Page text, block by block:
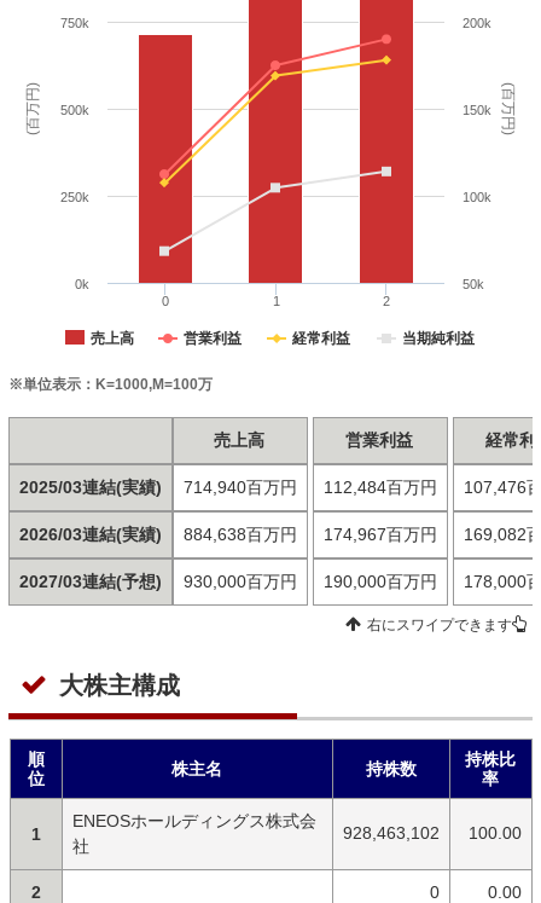
(百万円) (百万円)
売上高 営業利益 経常利益 当期純利益
0 1 2
0k
250k
500k
750k
50k
100k
150k
200k
※単位表示：K=1000,M=100万
2025/03連結(実績)
2026/03連結(実績)
2027/03連結(予想)
売上高
714,940百万円
884,638百万円
930,000百万円
営業利益
112,484百万円
174,967百万円
190,000百万円
経常利
107,476
169,082
178,000
右にスワイプできます
大株主構成
順
位
株主名 持株数
持株比
率
1
ENEOSホールディングス株式会
社
928,463,102 100.00
2 0 0.00